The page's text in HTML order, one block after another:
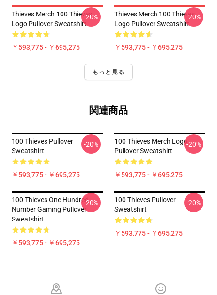
Thieves Merch 100 Thieves
Logo Pullover Sweatshirt
￥593,775 - ￥695,275
-20%
Thieves Merch 100 Thieves
Logo Pullover Sweatshirt
￥593,775 - ￥695,275
-20%
もっと見る
関連商品
100 Thieves Pullover
Sweatshirt
￥593,775 - ￥695,275
-20%
100 Thieves Merch Logo
Pullover Sweatshirt
￥593,775 - ￥695,275
-20%
100 Thieves One Hundred
Number Gaming Pullover
Sweatshirt
￥593,775 - ￥695,275
-20%
100 Thieves Pullover
Sweatshirt
￥593,775 - ￥695,275
-20%